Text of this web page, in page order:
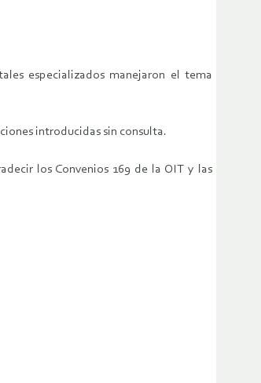
especializados manejaron el tema
introducidas sin consulta.
los Convenios 169 de la OIT y las